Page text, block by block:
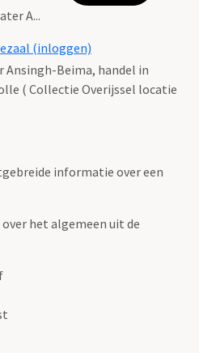
A...
(inloggen)
Ansingh-Beima, handel in
( Collectie Overijssel locatie
informatie over een
het algemeen uit de